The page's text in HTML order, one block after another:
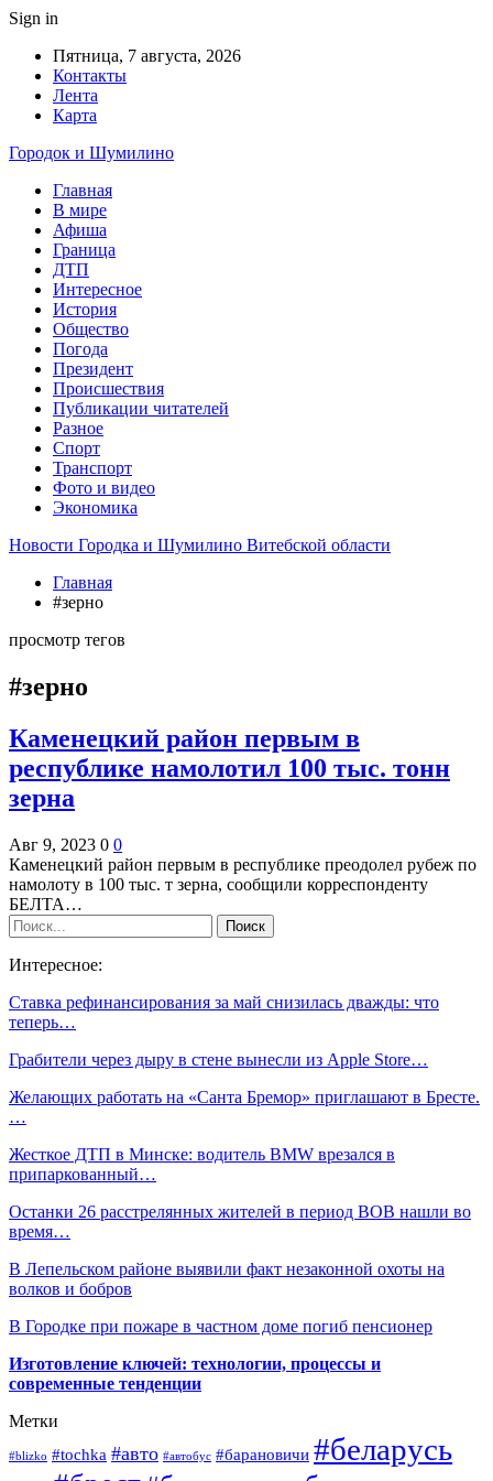
Sign in
Пятница, 7 августа, 2026
Контакты
Лента
Карта
Городок и Шумилино
Главная
В мире
Афиша
Граница
ДТП
Интересное
История
Общество
Погода
Президент
Происшествия
Публикации читателей
Разное
Спорт
Транспорт
Фото и видео
Экономика
Новости Городка и Шумилино Витебской области
Главная
#зерно
просмотр тегов
#зерно
Каменецкий район первым в
республике намолотил 100 тыс. тонн
зерна
Авг 9, 2023 0 0
Каменецкий район первым в республике преодолел рубеж по
намолоту в 100 тыс. т зерна, сообщили корреспонденту
БЕЛТА…
Интересное:
Ставка рефинансирования за май снизилась дважды: что
теперь…
Грабители через дыру в стене вынесли из Apple Store…
Желающих работать на «Санта Бремор» приглашают в Бресте.
…
Жесткое ДТП в Минске: водитель BMW врезался в
припаркованный…
Останки 26 расстрелянных жителей в период ВОВ нашли во
время…
В Лепельском районе выявили факт незаконной охоты на
волков и бобров
В Городке при пожаре в частном доме погиб пенсионер
Изготовление ключей: технологии, процессы и
современные тенденции
Метки
#blizko #tochka #авто #автобус #барановичи #беларусь